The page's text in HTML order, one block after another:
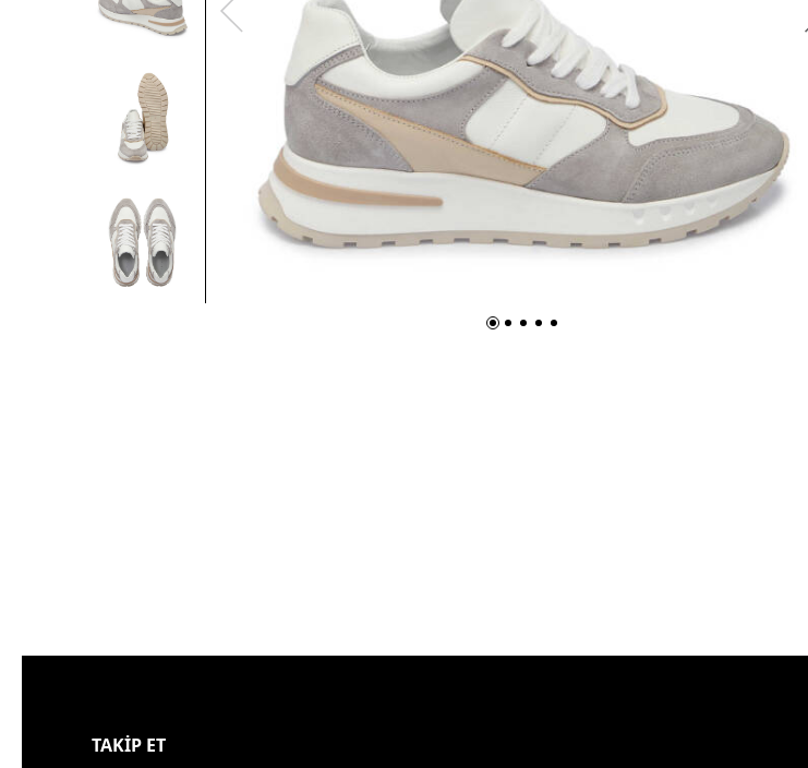
TAKİP ET